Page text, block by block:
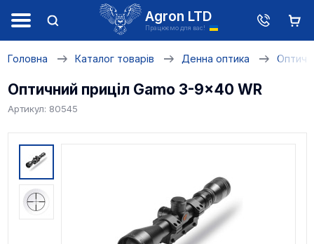
Agron LTD
Працюємо для вас!
Головна Каталог товарів Денна оптика
Оптичний приціл Gamo 3-9x40 WR
Артикул: 80545